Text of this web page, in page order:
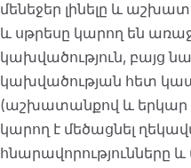
մենեջեր լինելը և
և սթրեսը կարող են
կախվածություն, բայց
կախվածության հետ
(աշխատանքով և երկար
կարող է մեծացնել
հնարավորությունները